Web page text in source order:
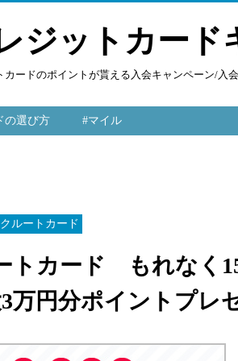
ジットカード
ードのポイントが貰える入会キャンペーン/入
の選び方 #マイル
クルートカード
トカード もれなく
万円分ポイントプレ